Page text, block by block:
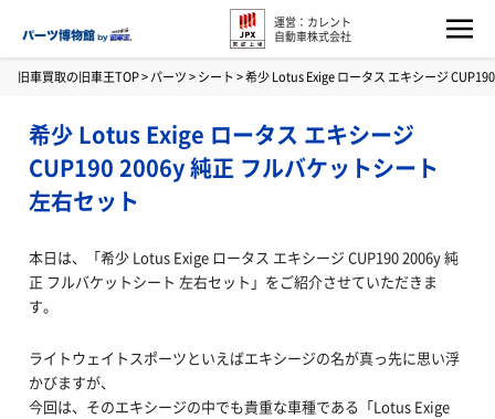
運営：カレント
自動車株式会社
旧車買取の旧車王TOP>パーツ>シート>希少 Lotus Exige ロータス エキシージ
希少 Lotus Exige ロータス エキシージ
CUP190 2006y 純正 フルバケットシート
左右セット
本日は、「希少 Lotus Exige ロータス エキシージ CUP190 2006y 純
正 フルバケットシート 左右セット」をご紹介させていただきま
す。
ライトウェイトスポーツといえばエキシージの名が真っ先に思い浮
かびますが、
今回は、そのエキシージの中でも貴重な車種である「Lotus Exige